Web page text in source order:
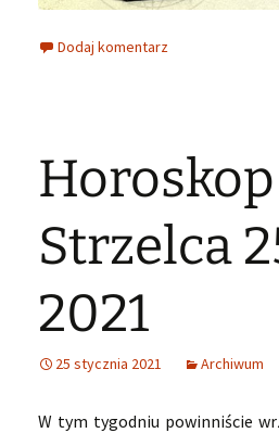
Dodaj komentarz
Strzelca
2021
25 stycznia 2021 Archiwum
W tym tygodniu powinniście